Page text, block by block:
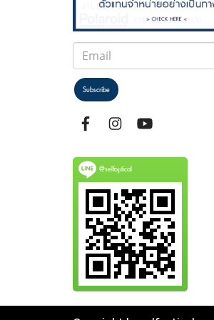
Subscribe
@selfoptical